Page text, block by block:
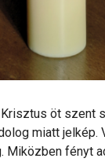
öt szent
miatt jelkép.
Miközben fényt